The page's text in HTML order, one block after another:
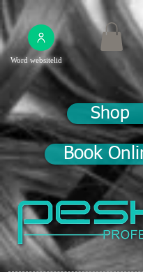
Word websitelid
Shop
Book